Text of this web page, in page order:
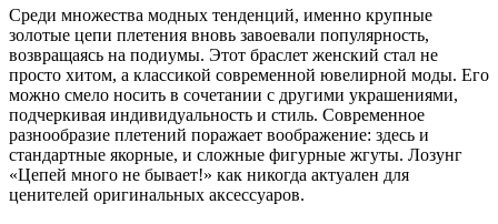
Среди множества модных тенденций, именно крупные
золотые цепи плетения вновь завоевали популярность,
возвращаясь на подиумы. Этот браслет женский стал не
просто хитом, а классикой современной ювелирной моды. Его
можно смело носить в сочетании с другими украшениями,
подчеркивая индивидуальность и стиль. Современное
разнообразие плетений поражает воображение: здесь и
стандартные якорные, и сложные фигурные жгуты. Лозунг
«Цепей много не бывает!» как никогда актуален для
ценителей оригинальных аксессуаров.